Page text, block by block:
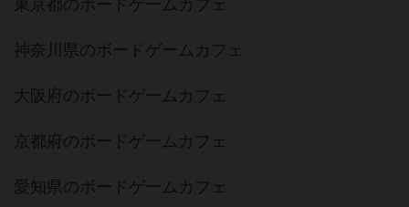
東京都のボードゲームカフェ
神奈川県のボードゲームカフェ
大阪府のボードゲームカフェ
京都府のボードゲームカフェ
愛知県のボードゲームカフェ